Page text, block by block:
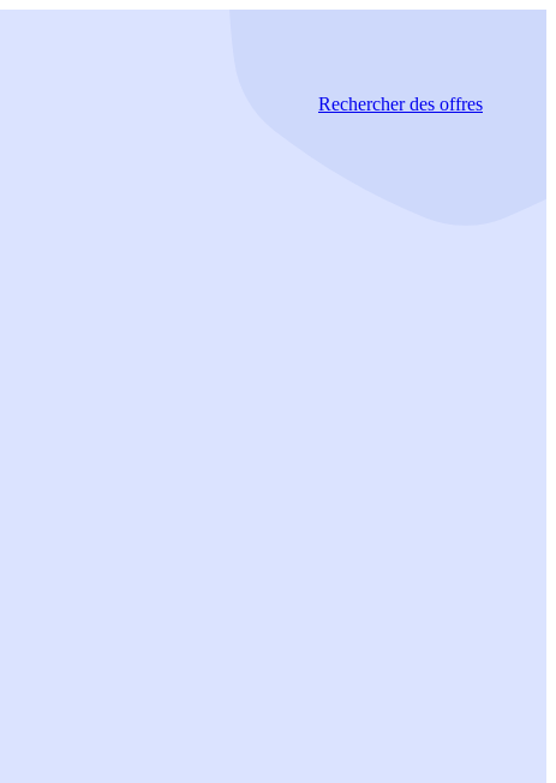
Rechercherdes offres